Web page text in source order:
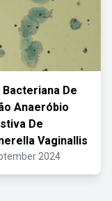
Bacteriana De
Anaeróbio
De
Vaginallis
2024